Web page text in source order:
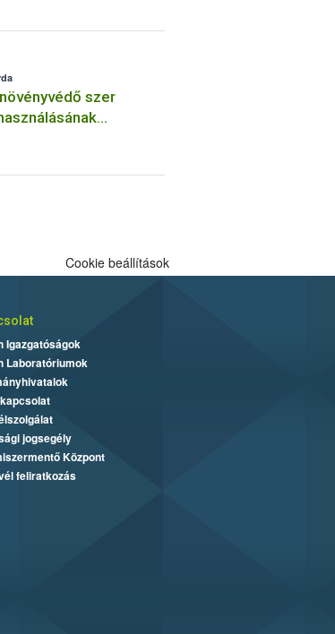
szer
Cookie beállítások
Igazgatóságok
Laboratóriumok
jogsegély
Központ
feliratkozás